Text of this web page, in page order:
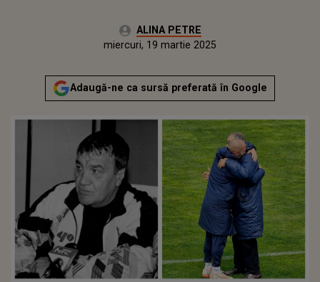
Autor:ALINA PETRE
miercuri, 19 martie 2025Actualizat:
miercuri, 19 martie 2025
Adaugă-ne ca sursă preferată în Google